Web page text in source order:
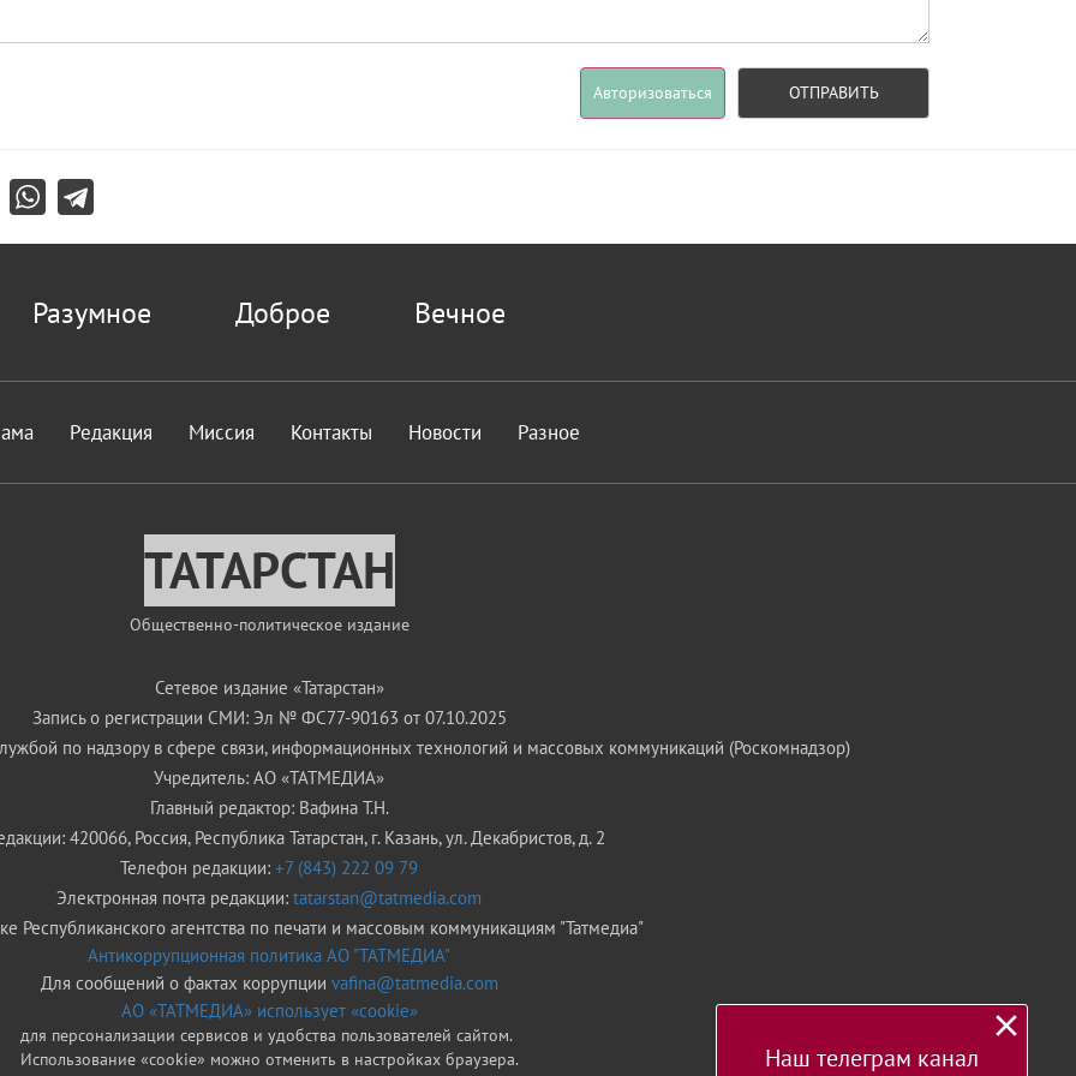
Авторизоваться ОТПРАВИТЬ
Разумное Доброе Вечное
Редакция Миссия Контакты Новости Разное
ТАТАРСТАН
Общественно-политическое издание
Сетевое издание «Татарстан»
Запись о регистрации СМИ: Эл № ФС77-90163 от 07.10.2025
по надзору в сфере связи, информационных технологий и массовых коммуникаций (Роскомнадзор)
Учредитель: АО «ТАТМЕДИА»
Главный редактор: Вафина Т.Н.
420066, Россия, Республика Татарстан, г. Казань, ул. Декабристов, д. 2
Телефон редакции: +7 (843) 222 09 79
Электронная почта редакции: tatarstan@tatmedia.com
Республиканского агентства по печати и массовым коммуникациям "Татмедиа"
Антикоррупционная политика АО "ТАТМЕДИА"
Для сообщений о фактах коррупции vafina@tatmedia.com
АО «ТАТМЕДИА» использует «cookie»
для персонализации сервисов и удобства пользователей сайтом.
Использование «cookie» можно отменить в настройках браузера.
Наш телеграм канал